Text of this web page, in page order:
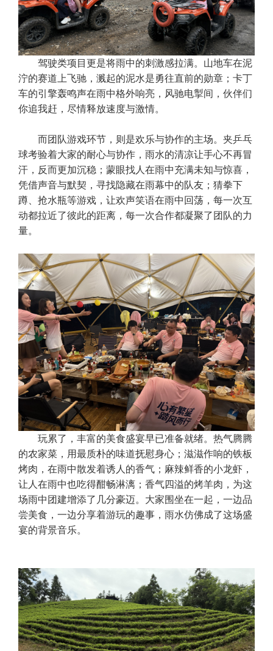
驾驶类项目更是将雨中的刺激感拉满。山地车在泥
泞的赛道上飞驰，溅起的泥水是勇往直前的勋章；卡丁
车的引擎轰鸣声在雨中格外响亮，风驰电掣间，伙伴们
你追我赶，尽情释放速度与激情。
而团队游戏环节，则是欢乐与协作的主场。夹乒乓
球考验着大家的耐心与协作，雨水的清凉让手心不再冒
汗，反而更加沉稳；蒙眼找人在雨中充满未知与惊喜，
凭借声音与默契，寻找隐藏在雨幕中的队友；猜拳下
蹲、抢水瓶等游戏，让欢声笑语在雨中回荡，每一次互
动都拉近了彼此的距离，每一次合作都凝聚了团队的力
量。
玩累了，丰富的美食盛宴早已准备就绪。热气腾腾
的农家菜，用最质朴的味道抚慰身心；滋滋作响的铁板
烤肉，在雨中散发着诱人的香气；麻辣鲜香的小龙虾，
让人在雨中也吃得酣畅淋漓；香气四溢的烤羊肉，为这
场雨中团建增添了几分豪迈。大家围坐在一起，一边品
尝美食，一边分享着游玩的趣事，雨水仿佛成了这场盛
宴的背景音乐。